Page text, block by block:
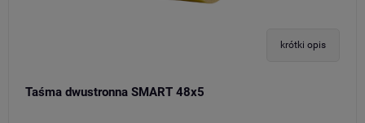
krótki opis
Taśma dwustronna SMART 48x5